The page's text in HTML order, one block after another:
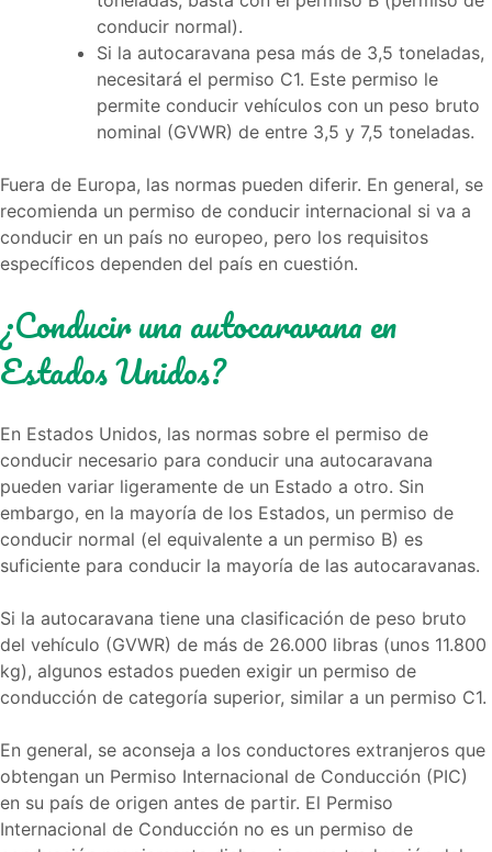
conducir normal).
Si la autocaravana pesa más de 3,5 toneladas,
necesitará el permiso C1. Este permiso le
permite conducir vehículos con un peso bruto
nominal (GVWR) de entre 3,5 y 7,5 toneladas.
Fuera de Europa, las normas pueden diferir. En general, se
recomienda un permiso de conducir internacional si va a
conducir en un país no europeo, pero los requisitos
específicos dependen del país en cuestión.
¿Conducir una autocaravana en
Estados Unidos?
En Estados Unidos, las normas sobre el permiso de
conducir necesario para conducir una autocaravana
pueden variar ligeramente de un Estado a otro. Sin
embargo, en la mayoría de los Estados, un permiso de
conducir normal (el equivalente a un permiso B) es
suficiente para conducir la mayoría de las autocaravanas.
Si la autocaravana tiene una clasificación de peso bruto
del vehículo (GVWR) de más de 26.000 libras (unos 11.800
kg), algunos estados pueden exigir un permiso de
conducción de categoría superior, similar a un permiso C1.
En general, se aconseja a los conductores extranjeros que
obtengan un Permiso Internacional de Conducción (PIC)
en su país de origen antes de partir. El Permiso
Internacional de Conducción no es un permiso de